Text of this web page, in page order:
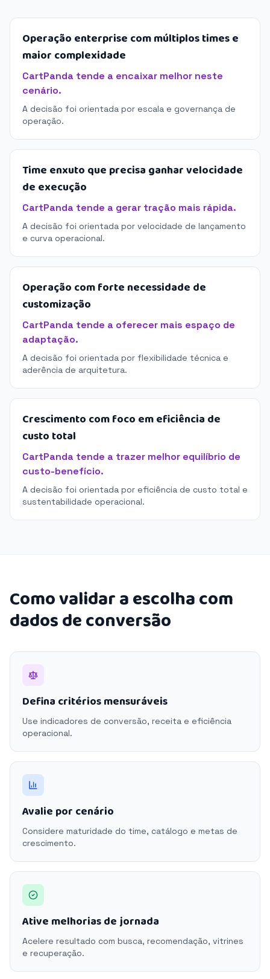
Operação enterprise com múltiplos times e
maior complexidade
CartPanda tende a encaixar melhor neste
cenário.
A decisão foi orientada por escala e governança de
operação.
Time enxuto que precisa ganhar velocidade
de execução
CartPanda tende a gerar tração mais rápida.
A decisão foi orientada por velocidade de lançamento
e curva operacional.
Operação com forte necessidade de
customização
CartPanda tende a oferecer mais espaço de
adaptação.
A decisão foi orientada por flexibilidade técnica e
aderência de arquitetura.
Crescimento com foco em eficiência de
custo total
CartPanda tende a trazer melhor equilíbrio de
custo-benefício.
A decisão foi orientada por eficiência de custo total e
sustentabilidade operacional.
Como validar a escolha com
dados de conversão
Defina critérios mensuráveis
Use indicadores de conversão, receita e eficiência
operacional.
Avalie por cenário
Considere maturidade do time, catálogo e metas de
crescimento.
Ative melhorias de jornada
Acelere resultado com busca, recomendação, vitrines
e recuperação.